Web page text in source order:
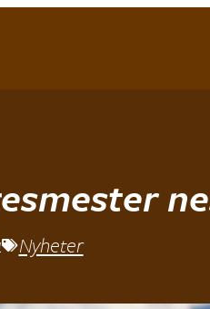
Nyheter